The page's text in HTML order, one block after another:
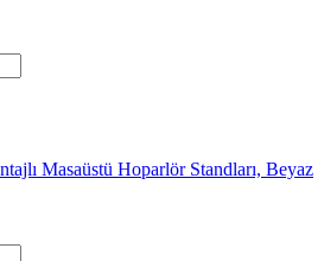
Masaüstü Hoparlör Standları, Beyaz